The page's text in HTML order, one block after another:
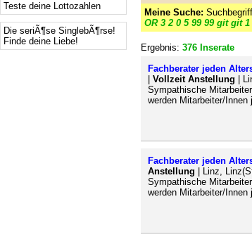
Teste deine Lottozahlen
Die seriÃ¶se SinglebÃ¶rse!
Finde deine Liebe!
Meine Suche:
OR 3 2 0 5 99 99 git git
Ergebnis: 376 Inserate
Fachberater jeden
Vollzeit Anstellung |
Sympathische
werden Mitarbeiter/
Fachberater jeden
Anstellung | Linz,
Sympathische
werden Mitarbeiter/